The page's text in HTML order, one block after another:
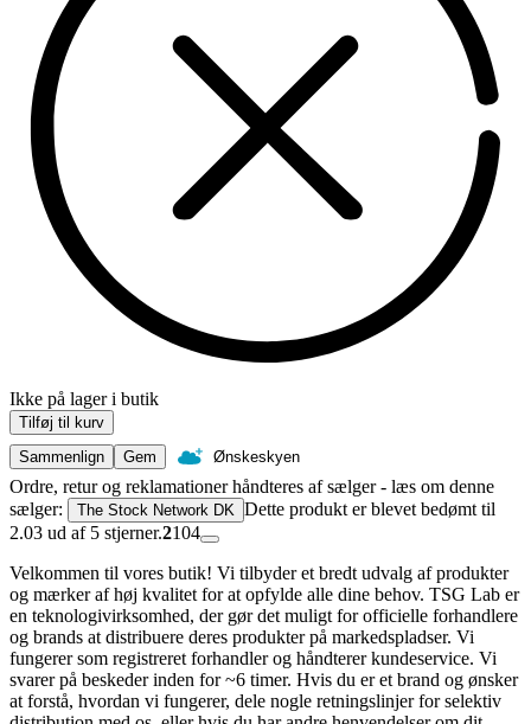
Ikke på lager i butik
Tilføj til kurv
Sammenlign
Gem Ønskeskyen
Ordre, retur og reklamationer håndteres af sælger - læs om denne
sælger:
The Stock Network DK Dette produkt er blevet bedømt til
2.03 ud af 5 stjerner.2104
Velkommen til vores butik! Vi tilbyder et bredt udvalg af produkter
og mærker af høj kvalitet for at opfylde alle dine behov. TSG Lab er
en teknologivirksomhed, der gør det muligt for officielle forhandlere
og brands at distribuere deres produkter på markedspladser. Vi
fungerer som registreret forhandler og håndterer kundeservice. Vi
svarer på beskeder inden for ~6 timer. Hvis du er et brand og ønsker
at forstå, hvordan vi fungerer, dele nogle retningslinjer for selektiv